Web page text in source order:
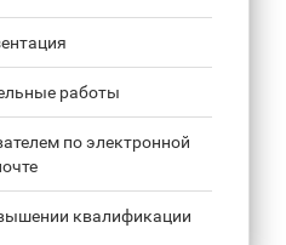
работы
по электронной
квалификации